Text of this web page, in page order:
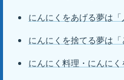
にんにくをあげる夢は「
にんにくを捨てる夢は「
にんにく料理・にんに